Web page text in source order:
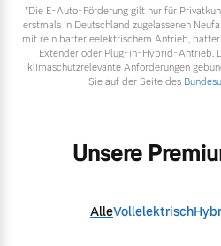
*Die E‑Auto-Förderung gilt nur für
erstmals in Deutschland zugelassenen
mit rein batterieelektrischem Antrieb,
Extender oder Plug-in-Hybrid-Antrieb.
klimaschutzrelevante Anforderungen
Sie auf der Seite des
Unsere
AlleVollelektrisch